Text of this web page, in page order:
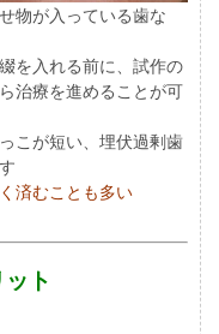
物が入っている歯な
を入れる前に、試作の
治療を進めることが可
こが短い、埋伏過剰歯
済むことも多い
ト